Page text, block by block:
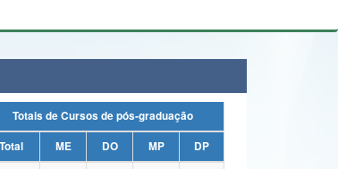
Totais de Cursos de pós-graduação
Total ME DO MP
DP